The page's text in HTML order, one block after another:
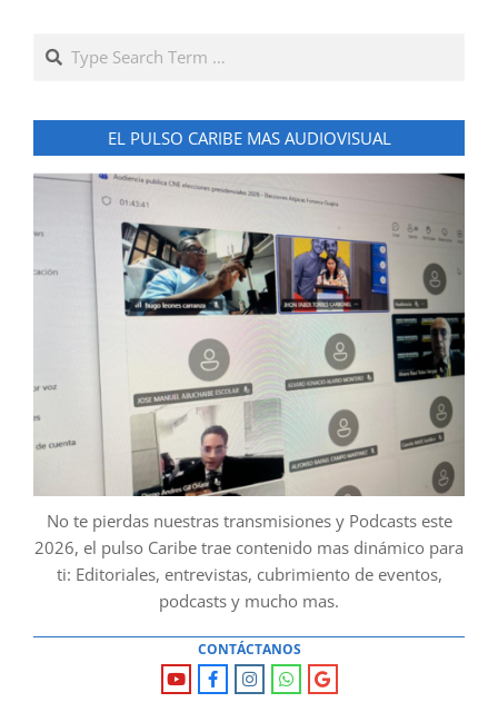
Search
EL PULSO CARIBE MAS AUDIOVISUAL
No te pierdas nuestras transmisiones y Podcasts este
2026, el pulso Caribe trae contenido mas dinámico para
ti: Editoriales, entrevistas, cubrimiento de eventos,
podcasts y mucho mas.
CONTÁCTANOS